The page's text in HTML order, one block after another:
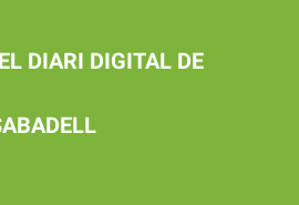
DIARI DIGITAL DE